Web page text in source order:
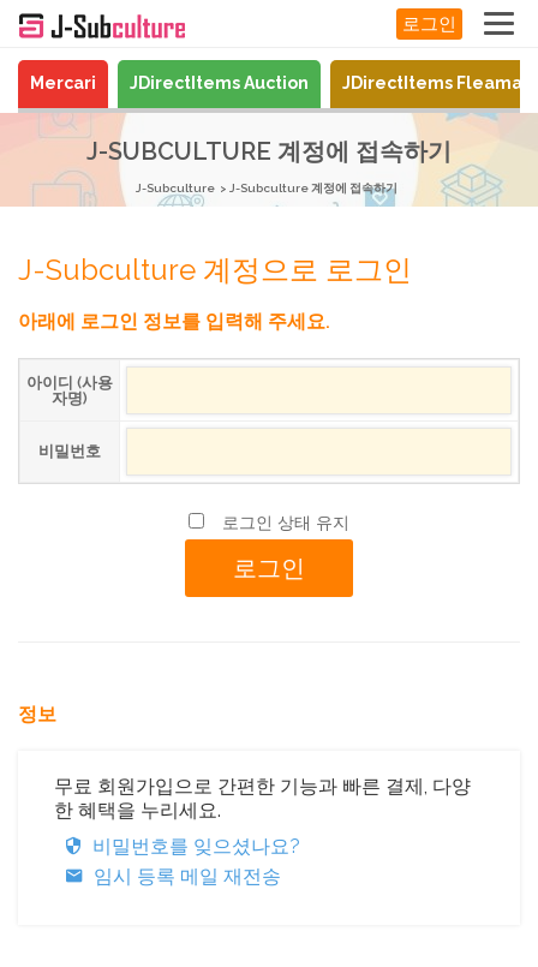
로그인
Mercari JDirectItems Auction JDirectItems
J-SUBCULTURE 계정에 접속하기
J-Subculture J-Subculture 계정에 접속하기
J-Subculture 계정으로 로그인
아래에 로그인 정보를 입력해 주세요.
아이디 (사용
자명)
비밀번호
로그인 상태 유지
정보
무료 회원가입으로 간편한 기능과 빠른 결제, 다양
한 혜택을 누리세요.
비밀번호를 잊으셨나요?
임시 등록 메일 재전송